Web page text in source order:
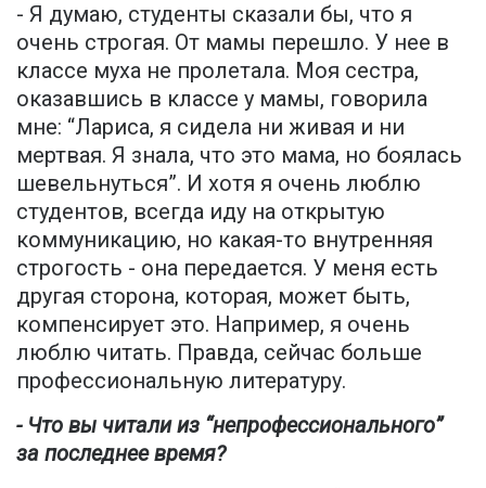
- Я думаю, студенты сказали бы, что я
очень строгая. От мамы перешло. У нее в
классе муха не пролетала. Моя сестра,
оказавшись в классе у мамы, говорила
мне: “Лариса, я сидела ни живая и ни
мертвая. Я знала, что это мама, но боялась
шевельнуться”. И хотя я очень люблю
студентов, всегда иду на открытую
коммуникацию, но какая-то внутренняя
строгость - она передается. У меня есть
другая сторона, которая, может быть,
компенсирует это. Например, я очень
люблю читать. Правда, сейчас больше
профессиональную литературу.
- Что вы читали из “непрофессионального”
за последнее время?